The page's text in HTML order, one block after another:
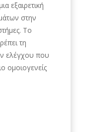
εξαιρετική
στην
Το
τη
ελέγχου που
ομοιογενείς